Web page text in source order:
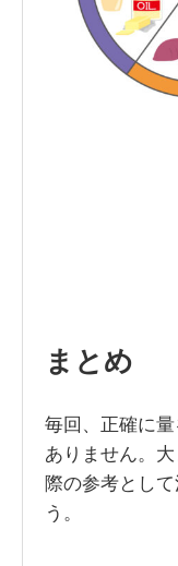
まとめ
毎回、正確に
ありません。
際の参考とし
う。